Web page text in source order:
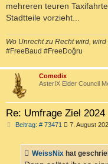
mehreren teuren
Stadtteile vorzieht...
Wo Unrecht zu Recht wird,
#FreeBaud #FreeDoğru
Comedix
AsterIX Elder Council
Re: Umfrage Ziel 2024
Beitrag: # 73471 B
r
a
7. August
WeissNix hat